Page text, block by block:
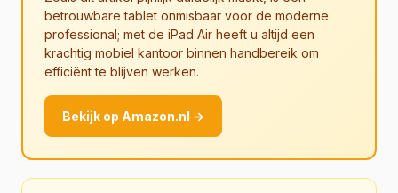
betrouwbare tablet onmisbaar voor de moderne
professional; met de iPad Air heeft u altijd een
krachtig mobiel kantoor binnen handbereik om
efficiënt te blijven werken.
Bekijk op Amazon.nl →